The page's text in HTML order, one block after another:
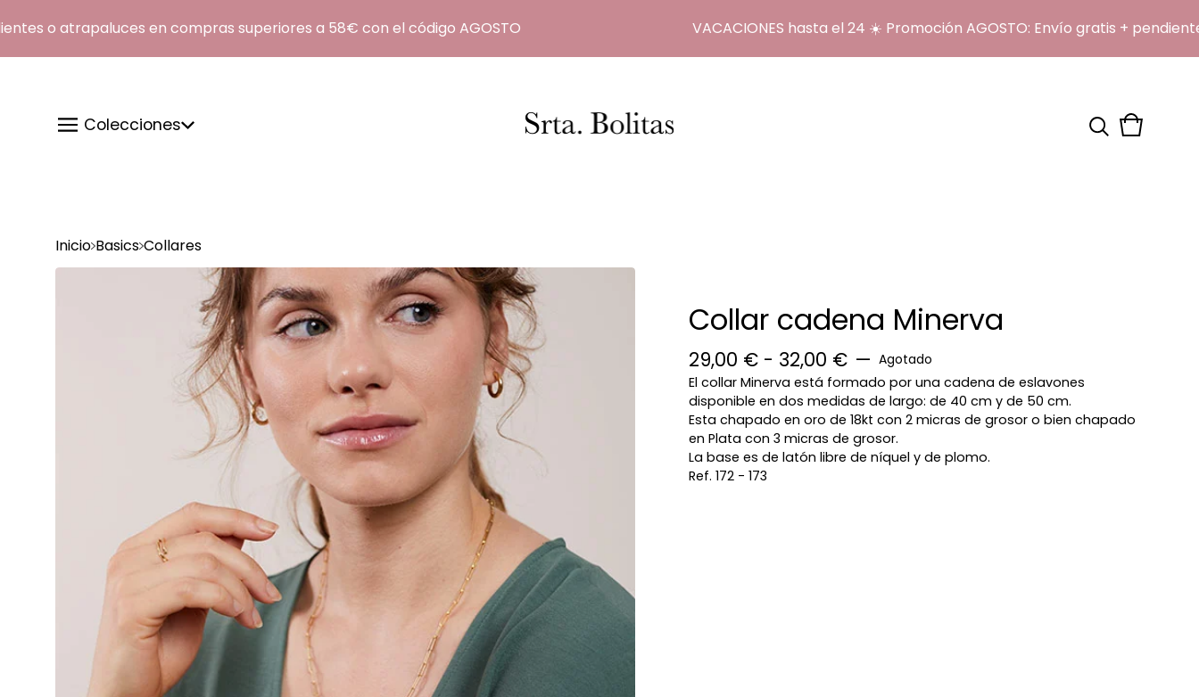
o atrapaluces en compras superiores a 58€ con el código AGOSTO VACACIONES hasta el 24 ☀️ Promoción AGOSTO: Envío gratis +
Colecciones
Ver
0
Inicio Basics Collares
Collar cadena Minerva
29,00 € - 32,00 € — Agotado
El collar Minerva está formado por una cadena de eslavones
disponible en dos medidas de largo: de 40 cm y de 50 cm.
Esta chapado en oro de 18kt con 2 micras de grosor o bien chapado
en Plata con 3 micras de grosor.
La base es de latón libre de níquel y de plomo.
Ref. 172 - 173